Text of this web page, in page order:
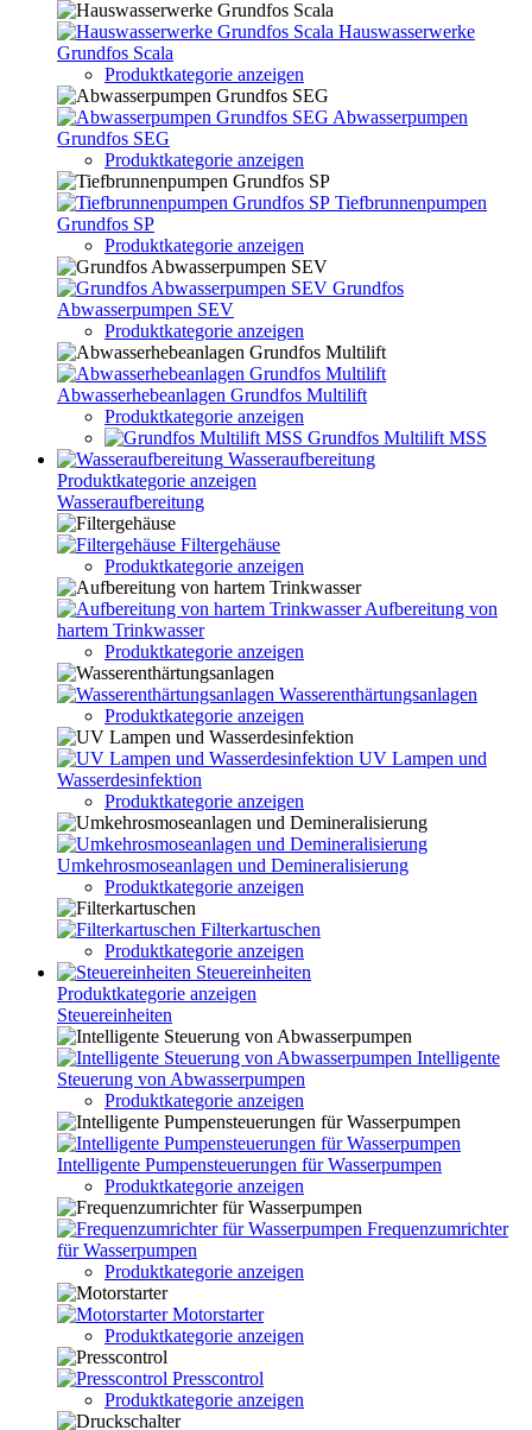
Hauswasserwerke
Grundfos Scala
Produktkategorie anzeigen
Abwasserpumpen
Grundfos SEG
Produktkategorie anzeigen
Tiefbrunnenpumpen
Grundfos SP
Produktkategorie anzeigen
Grundfos
Abwasserpumpen SEV
Produktkategorie anzeigen
Abwasserhebeanlagen Grundfos Multilift
Produktkategorie anzeigen
Grundfos Multilift MSS
Wasseraufbereitung
Produktkategorie anzeigen
Wasseraufbereitung
Filtergehäuse
Produktkategorie anzeigen
Aufbereitung von
hartem Trinkwasser
Produktkategorie anzeigen
Wasserenthärtungsanlagen
Produktkategorie anzeigen
UV Lampen und
Wasserdesinfektion
Produktkategorie anzeigen
Umkehrosmoseanlagen und Demineralisierung
Produktkategorie anzeigen
Filterkartuschen
Produktkategorie anzeigen
Steuereinheiten
Produktkategorie anzeigen
Steuereinheiten
Intelligente
Steuerung von Abwasserpumpen
Produktkategorie anzeigen
Intelligente Pumpensteuerungen für Wasserpumpen
Produktkategorie anzeigen
Frequenzumrichter
für Wasserpumpen
Produktkategorie anzeigen
Motorstarter
Produktkategorie anzeigen
Presscontrol
Produktkategorie anzeigen